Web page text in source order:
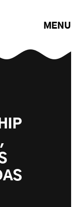
MENU